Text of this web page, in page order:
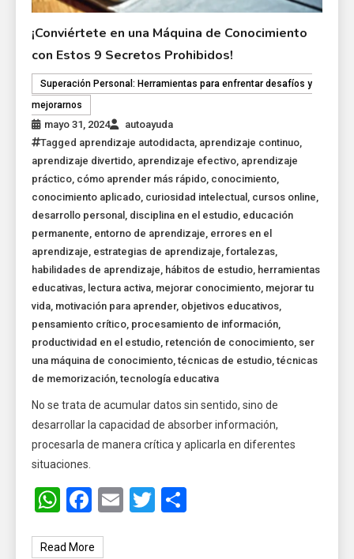
¡Conviértete en una Máquina de Conocimiento
con Estos 9 Secretos Prohibidos!
Superación Personal: Herramientas para enfrentar desafíos y
mejorarnos
mayo 31, 2024
autoayuda
Tagged aprendizaje autodidacta, aprendizaje continuo,
aprendizaje divertido, aprendizaje efectivo, aprendizaje
práctico, cómo aprender más rápido, conocimiento,
conocimiento aplicado, curiosidad intelectual , cursos online,
desarrollo personal , disciplina en el estudio, educación
permanente, entorno de aprendizaje, errores en el
aprendizaje, estrategias de aprendizaje,fortalezas,
habilidades de aprendizaje, hábitos de estudio, herramientas
educativas, lectura activa, mejorar conocimiento, mejorar tu
vida, motivación para aprender, objetivos educativos,
pensamiento crítico, procesamiento de información,
productividad en el estudio, retención de conocimiento, ser
una máquina de conocimiento,técnicas de estudio,técnicas
de memorización,tecnología educativa
No se trata de acumular datos sin sentido, sino de
desarrollar la capacidad de absorber información,
procesarla de manera crítica y aplicarla en diferentes
situaciones.
WhatsApp
Facebook
EmailTwitter
Read More